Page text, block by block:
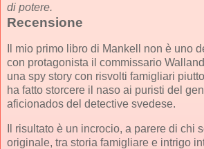
di potere.
Recensione
Il mio primo libro di Mankell non è uno
con protagonista il commissario
una spy story con risvolti famigliari
ha fatto storcere il naso ai puristi del
aficionados del detective svedese.
Il risultato è un incrocio, a parere di chi
originale, tra storia famigliare e intrigo